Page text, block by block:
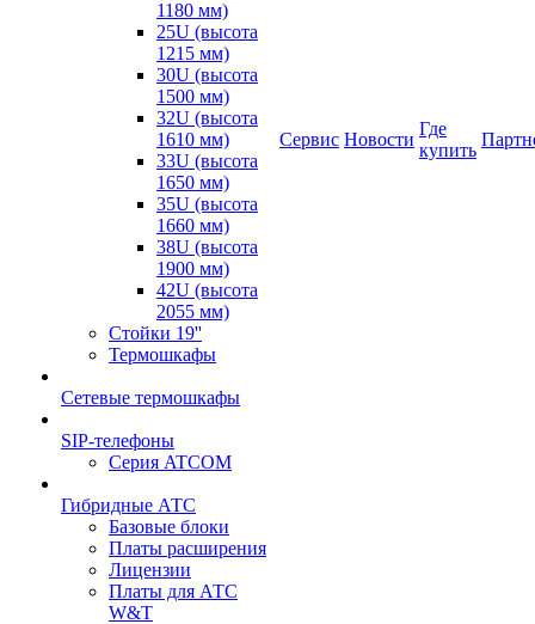
1180 мм)
25U (высота
1215 мм)
30U (высота
1500 мм)
32U (высота
1610 мм)
33U (высота
1650 мм)
35U (высота
1660 мм)
38U (высота
1900 мм)
42U (высота
2055 мм)
Стойки 19''
Термошкафы
Сетевые термошкафы
SIP-телефоны
Серия ATCOM
Гибридные АТС
Базовые блоки
Платы расширения
Лицензии
Платы для АТС
W&T
Сервис Новости
Где
купить